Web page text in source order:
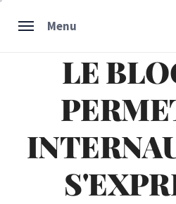
Menu
LE